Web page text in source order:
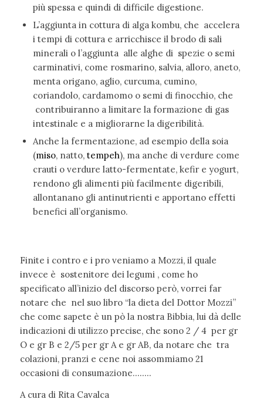
più spessa e quindi di difficile digestione.
L’aggiunta in cottura di alga kombu, che accelera
i tempi di cottura e arricchisce il brodo di sali
minerali o l’aggiunta alle alghe di spezie o semi
carminativi, come rosmarino, salvia, alloro, aneto,
menta origano, aglio, curcuma, cumino,
coriandolo, cardamomo o semi di finocchio, che
contribuiranno a limitare la formazione di gas
intestinale e a migliorarne la digeribilità.
Anche la fermentazione, ad esempio della soia
(miso, natto, tempeh), ma anche di verdure come
crauti o verdure latto-fermentate, kefir e yogurt,
rendono gli alimenti più facilmente digeribili,
allontanano gli antinutrienti e apportano effetti
benefici all’organismo.
Finite i contro e i pro veniamo a Mozzi, il quale
invece è sostenitore dei legumi , come ho
specificato all’inizio del discorso però, vorrei far
notare che nel suo libro “la dieta del Dottor Mozzi”
che come sapete è un pò la nostra Bibbia, lui dà delle
indicazioni di utilizzo precise, che sono 2 / 4 per gr
O e gr B e 2/5 per gr A e gr AB, da notare che tra
colazioni, pranzi e cene noi assommiamo 21
occasioni di consumazione……..
A cura di Rita Cavalca